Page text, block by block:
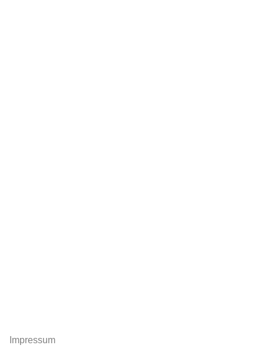
Impressum